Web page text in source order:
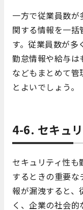
一方で従業員数
関する情報を一
す。従業員数が多
勤怠情報や給与
などもまとめて
とよいでしょう。
4-6. セキュ
セキュリティ性も
するときの重要な
報が漏洩すると、
く、企業の社会的